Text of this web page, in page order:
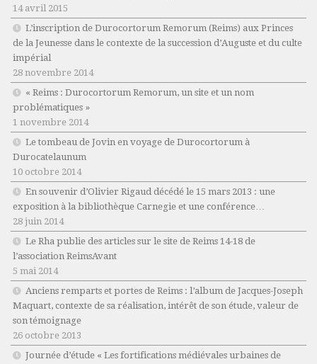
14 avril 2015
L’inscription de Durocortorum Remorum (Reims) aux Princes
de la Jeunesse dans le contexte de la succession d’Auguste et du culte
impérial
28 novembre 2014
« Reims : Durocortorum Remorum, un site et un nom
problématiques »
1 novembre 2014
Le tombeau de Jovin en voyage de Durocortorum à
Durocatelaunum
10 octobre 2014
En souvenir d’Olivier Rigaud décédé le 15 mars 2013 : une
exposition à la bibliothèque Carnegie et une conférence…
28 juin 2014
Le Rha publie des articles sur le site de Reims 14-18 de
l’association ReimsAvant
5 mai 2014
Anciens remparts et portes de Reims : l’album de Jacques-Joseph
Maquart, contexte de sa réalisation, intérêt de son étude, valeur de
son témoignage
26 octobre 2013
Journée d’étude « Les fortifications médiévales urbaines de